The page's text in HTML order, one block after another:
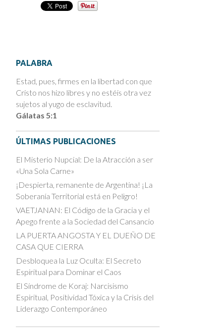
PALABRA
Estad, pues, firmes en la libertad con que
Cristo nos hizo libres y no estéis otra vez
sujetos al yugo de esclavitud.
Gálatas 5:1
ÚLTIMAS PUBLICACIONES
El Misterio Nupcial: De la Atracción a ser
«Una Sola Carne»
¡Despierta, remanente de Argentina! ¡La
Soberanía Territorial está en Peligro!
VAETJANAN: El Código de la Gracia y el
Apego frente a la Sociedad del Cansancio
LA PUERTA ANGOSTA Y EL DUEÑO DE
CASA QUE CIERRA
Desbloquea la Luz Oculta: El Secreto
Espiritual para Dominar el Caos
El Síndrome de Koraj: Narcisismo
Espiritual, Positividad Tóxica y la Crisis del
Liderazgo Contemporáneo